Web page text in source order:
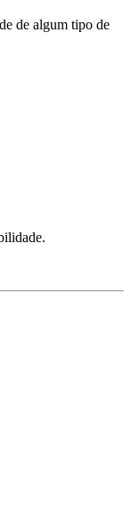
de algum tipo de